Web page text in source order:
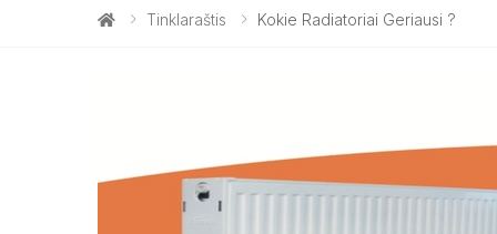
Tinklaraštis Kokie Radiatoriai Geriausi ?